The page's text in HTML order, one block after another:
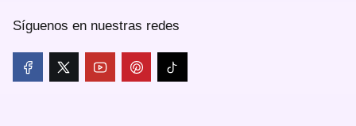
Síguenos en nuestras redes